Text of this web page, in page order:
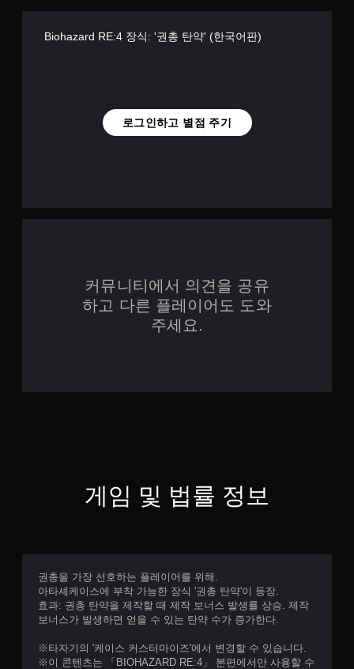
Biohazard RE:4 장식: '권총 탄약' (한국어판)
로그인하고 별점 주기
커뮤니티에서 의견을 공유
하고 다른 플레이어도 도와
주세요.
게임 및 법률 정보
권총을 가장 선호하는 플레이어를 위해.
아타셰케이스에 부착 가능한 장식 '권총 탄약'이 등장.
효과: 권총 탄약을 제작할 때 제작 보너스 발생률 상승. 제작
보너스가 발생하면 얻을 수 있는 탄약 수가 증가한다.
※타자기의 '케이스 커스터마이즈'에서 변경할 수 있습니다.
※이 콘텐츠는 「BIOHAZARD RE:4」 본편에서만 사용할 수